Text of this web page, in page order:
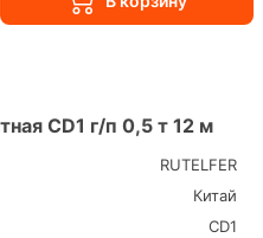
CD1 г/п 0,5 т 12 м
RUTELFER
Китай
CD1